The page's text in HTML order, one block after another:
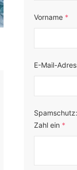
Vorname *
E-Mail-
Zahl ein *